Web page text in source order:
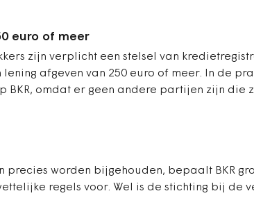
euro of meer
zijn verplicht een stelsel van
lening afgeven van 250 euro of meer. In de
BKR, omdat er geen andere partijen zijn die
precies worden bijgehouden, bepaalt BKR
regels voor. Wel is de stichting bij de